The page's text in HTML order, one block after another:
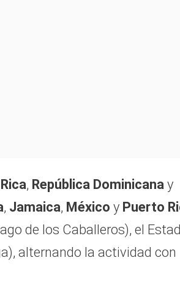
, República Dominicana y
, Jamaica, México y Puerto
de los Caballeros), el
alternando la actividad con